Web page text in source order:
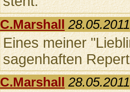
C.Marshall
Eines meiner
sagenhaften
C.Marshall